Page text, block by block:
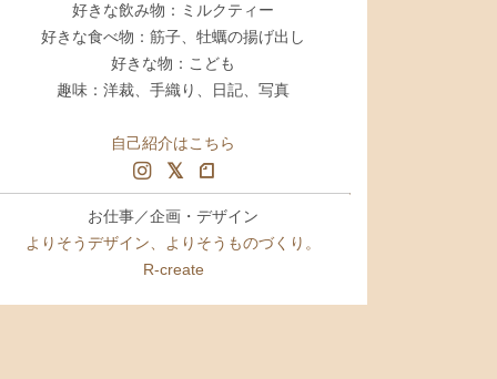
好きな飲み物：ミルクティー
好きな食べ物：筋子、牡蠣の揚げ出し
好きな物：こども
趣味：洋裁、手織り、日記、写真
自己紹介はこちら
お仕事／企画・デザイン
よりそうデザイン、よりそうものづくり。
R-create